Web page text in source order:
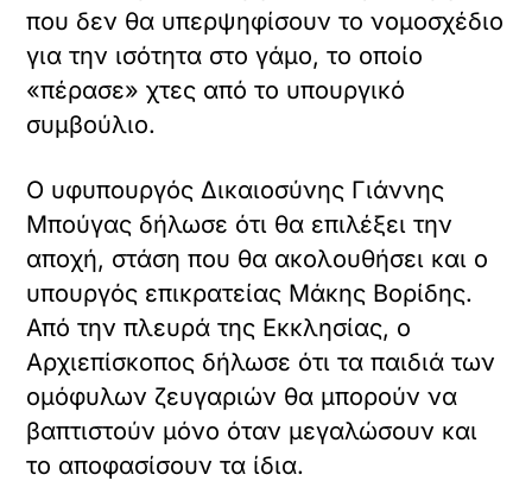
που δεν θα υπερψηφίσουν το νομοσχέδιο
για την ισότητα στο γάμο, το οποίο
«πέρασε» χτες από το υπουργικό
συμβούλιο.
Ο υφυπουργός Δικαιοσύνης Γιάννης
Μπούγας δήλωσε ότι θα επιλέξει την
αποχή, στάση που θα ακολουθήσει και ο
υπουργός επικρατείας Μάκης Βορίδης.
Από την πλευρά της Εκκλησίας, ο
Aρχιεπίσκοπος δήλωσε ότι τα παιδιά των
ομόφυλων ζευγαριών θα μπορούν να
βαπτιστούν μόνο όταν μεγαλώσουν και
το αποφασίσουν τα ίδια.